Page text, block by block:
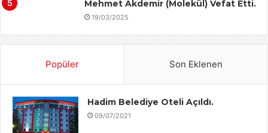
Mehmet Akdemir (Molekül) Vefat Etti.
19/03/2025
Popüler Son Eklenen
Hadim Belediye Oteli Açıldı.
09/07/2021